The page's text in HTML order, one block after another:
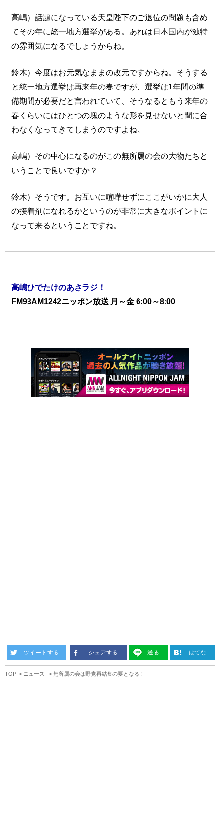
高嶋）話題になっている天皇陛下のご退位の問題も含め
てその年に統一地方選挙がある。あれは日本国内が独特
の雰囲気になるでしょうからね。
鈴木）今度はお元気なままの改元ですからね。そうする
と統一地方選挙は再来年の春ですが、選挙は1年間の準
備期間が必要だと言われていて、そうなるともう来年の
春くらいにはひとつの塊のような形を見せないと間に合
わなくなってきてしまうのですよね。
高嶋）その中心になるのがこの無所属の会の大物たちと
いうことで良いですか？
鈴木）そうです。お互いに喧嘩せずにここがいかに大人
の接着剤になれるかというのが非常に大きなポイントに
なって来るということですね。
高嶋ひでたけのあさラジ！
FM93AM1242ニッポン放送 月～金 6:00～8:00
ツイートする シェアする 送る はてな
TOP ニュース 無所属の会は野党再結集の要となる！